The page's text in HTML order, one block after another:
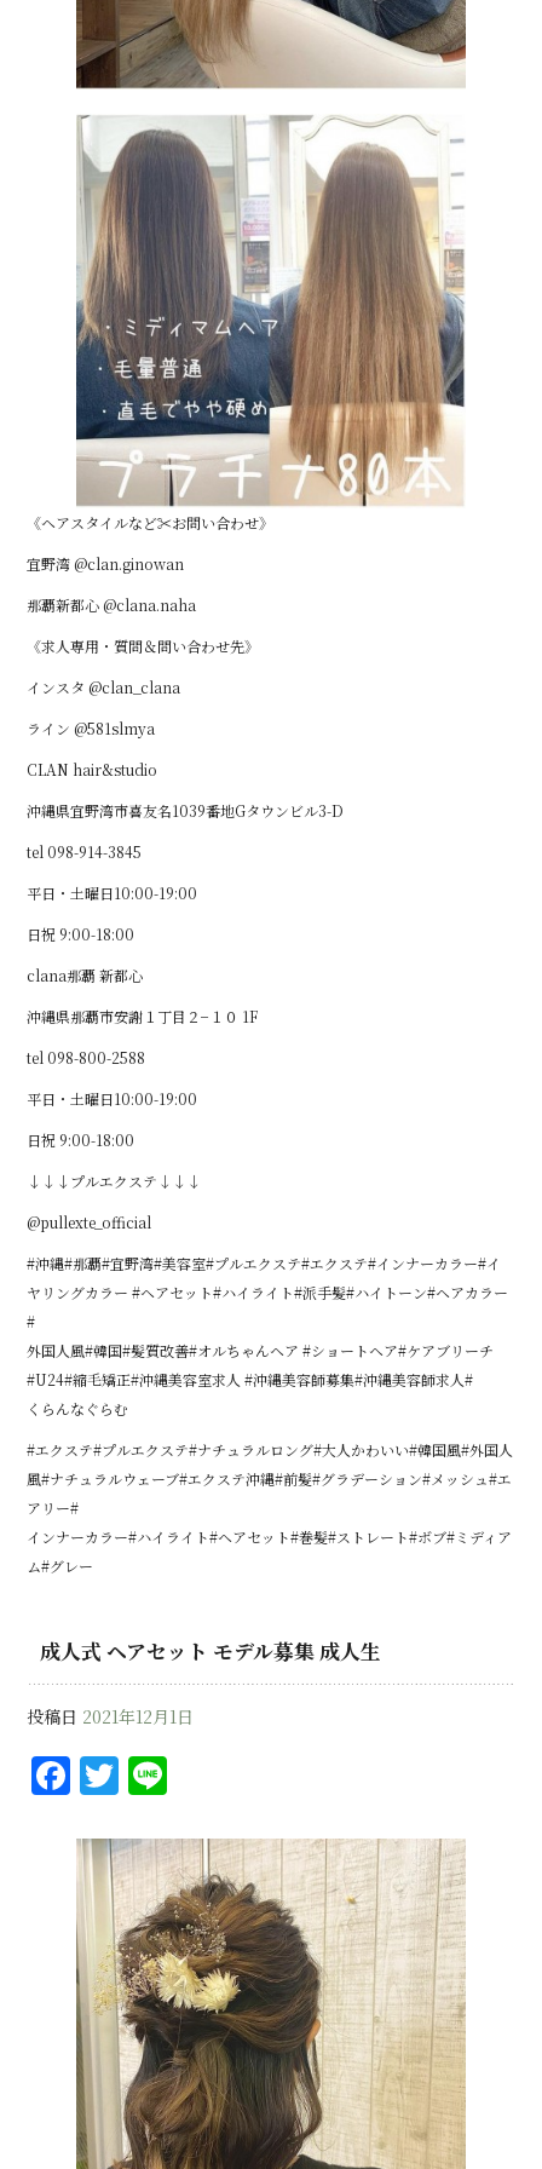
《ヘアスタイルなど✂︎お問い合わせ》
宜野湾 @clan.ginowan
那覇新都心 @clana.naha
《求人専用・質問＆問い合わせ先》
インスタ @clan_clana
ライン @581slmya
CLAN hair&studio
沖縄県宜野湾市喜友名1039番地Gタウンビル3-D
tel 098-914-3845
平日・土曜日10:00-19:00
日祝 9:00-18:00
clana那覇 新都心
沖縄県那覇市安謝１丁目２−１０ 1F
tel 098-800-2588
平日・土曜日10:00-19:00
日祝 9:00-18:00
↓↓↓プルエクステ↓↓↓
@pullexte_official
#沖縄#那覇#宜野湾#美容室#プルエクステ#エクステ#インナーカラー#イ
ヤリングカラー #ヘアセット#ハイライト#派手髪#ハイトーン#ヘアカラー
#
外国人風#韓国#髪質改善#オルちゃんヘア #ショートヘア#ケアブリーチ
#U24#縮毛矯正#沖縄美容室求人 #沖縄美容師募集#沖縄美容師求人#
くらんなぐらむ
#エクステ#プルエクステ#ナチュラルロング#大人かわいい#韓国風#外国人
風#ナチュラルウェーブ#エクステ沖縄#前髪#グラデーション#メッシュ#エ
アリー#
インナーカラー#ハイライト#ヘアセット#巻髪#ストレート#ボブ#ミディア
ム#グレー
成人式 ヘアセット モデル募集 成人生
投稿日 2021年12月1日
F
a
c
e
b
o
o
k
T
w
it
te
r
e